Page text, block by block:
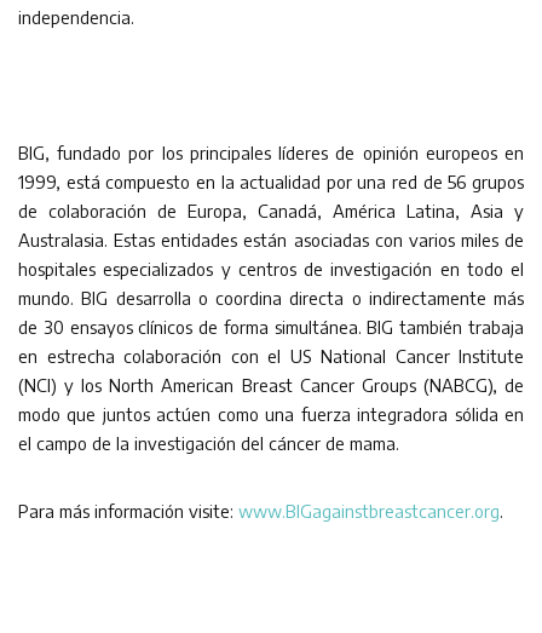
independencia.
BIG, fundado por los principales líderes de opinión europeos en
1999, está compuesto en la actualidad por una red de 56 grupos
de colaboración de Europa, Canadá, América Latina, Asia y
Australasia. Estas entidades están asociadas con varios miles de
hospitales especializados y centros de investigación en todo el
mundo. BIG desarrolla o coordina directa o indirectamente más
de 30 ensayos clínicos de forma simultánea. BIG también trabaja
en estrecha colaboración con el US National Cancer Institute
(NCI) y los North American Breast Cancer Groups (NABCG), de
modo que juntos actúen como una fuerza integradora sólida en
el campo de la investigación del cáncer de mama.
Para más información visite: www.BIGagainstbreastcancer.org.